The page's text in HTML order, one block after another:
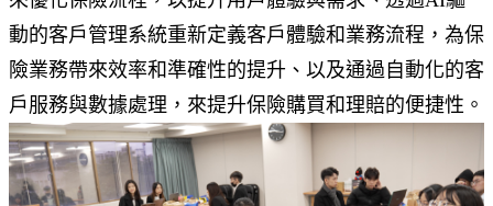
動的客戶管理系統重新定義客戶體驗和業務流程，為保
險業務帶來效率和準確性的提升、以及通過自動化的客
戶服務與數據處理，來提升保險購買和理賠的便捷性。